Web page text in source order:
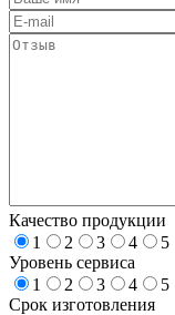
Качество продукции
1
2 3 4
5
Уровень сервиса
1
2 3 4
5
Срок изготовления